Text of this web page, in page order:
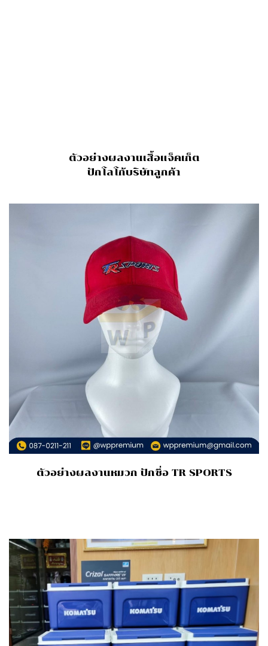
ตัวอย่างผลงานเสื้อแจ็คเก็ต
ปักโลโก้บริษัทลูกค้า
ตัวอย่างผลงานหมวก ปักชื่อ TR SPORTS